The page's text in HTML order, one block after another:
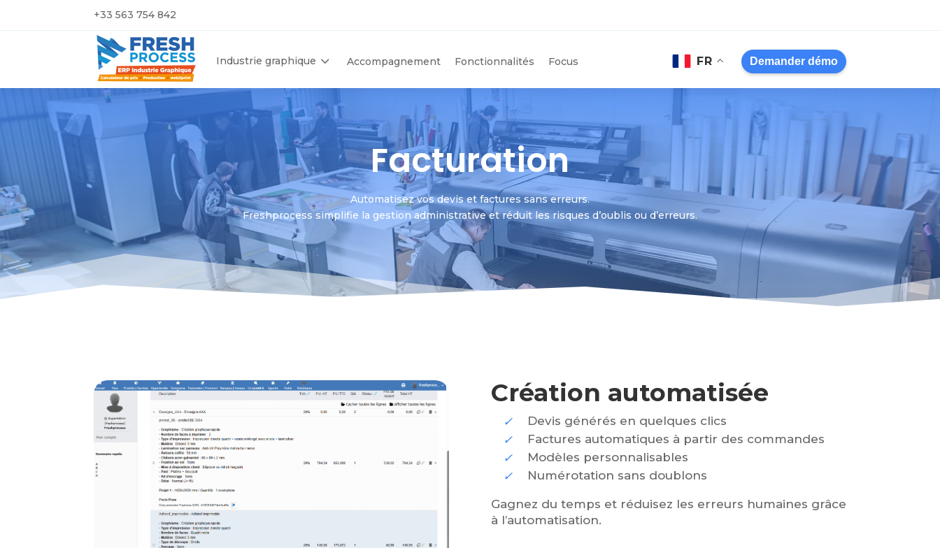
+33 563 754 842
Industrie graphique 3 Accompagnement Fonctionnalités Focus FR Demander démo
Facturation
Automatisez vos devis et factures sans erreurs.
Freshprocess simplifie la gestion administrative et réduit les risques d’oublis ou d’erreurs.
Création automatisée
Devis générés en quelques clics
Factures automatiques à partir des commandes
Modèles personnalisables
Numérotation sans doublons
Gagnez du temps et réduisez les erreurs humaines grâce
à l’automatisation.